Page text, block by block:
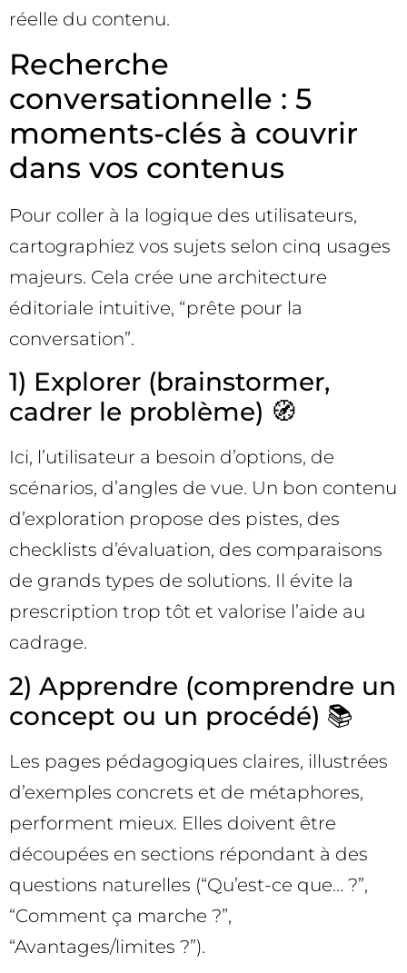
réelle du contenu.
Recherche
conversationnelle : 5
moments-clés à couvrir
dans vos contenus
Pour coller à la logique des utilisateurs,
cartographiez vos sujets selon cinq usages
majeurs. Cela crée une architecture
éditoriale intuitive, “prête pour la
conversation”.
1) Explorer (brainstormer,
cadrer le problème) 🧭
Ici, l’utilisateur a besoin d’options, de
scénarios, d’angles de vue. Un bon contenu
d’exploration propose des pistes, des
checklists d’évaluation, des comparaisons
de grands types de solutions. Il évite la
prescription trop tôt et valorise l’aide au
cadrage.
2) Apprendre (comprendre un
concept ou un procédé) 📚
Les pages pédagogiques claires, illustrées
d’exemples concrets et de métaphores,
performent mieux. Elles doivent être
découpées en sections répondant à des
questions naturelles (“Qu’est-ce que… ?”,
“Comment ça marche ?”,
“Avantages/limites ?”).